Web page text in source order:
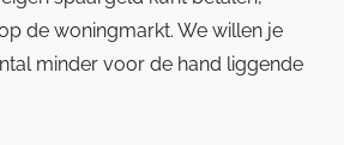
de woningmarkt. We willen je
minder voor de hand liggende